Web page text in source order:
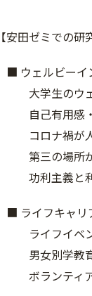
【安田ゼミでの研
■ ウェ
大学生の
自己有用
コロナ禍
第三の
功利主義と
■ ライフキャリ
ライフイベン
男女別学教育
ボランティア